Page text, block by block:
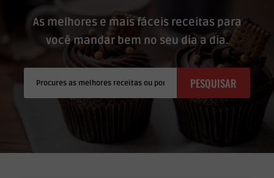
As melhores e mais fáceis receitas para
você mandar bem no seu dia a dia.